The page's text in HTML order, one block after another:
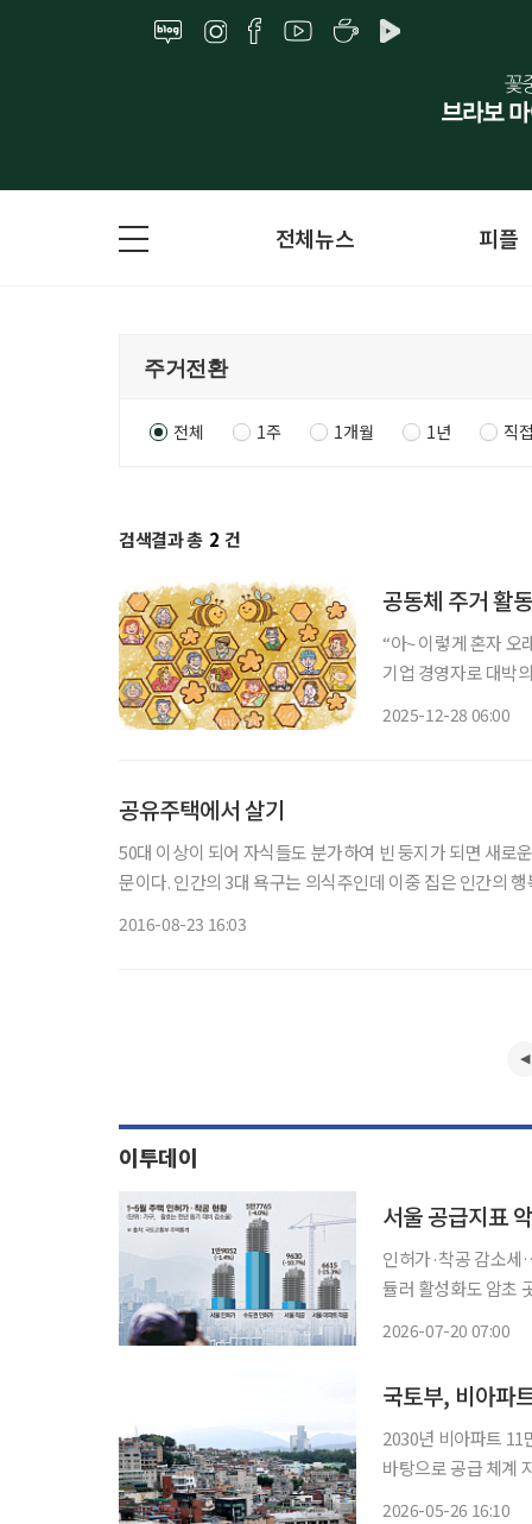
전체뉴스 피플
전체 1주 1개월 1년 직
검색결과 총 2 건
공동체 주거 활
“아~ 이렇게 혼자 오
기업 경영자로 대박
2025-12-28 06:00
공유주택에서 살기
50대 이상이 되어 자식들도 분가하여 빈 둥지가 되면 새로
문이다. 인간의 3대 욕구는 의식주인데 이중 집은 인간의
2016-08-23 16:03
이투데이
인허가·착공 감소
듈러 활성화도 암초 곳곳 서울의 주택 공급 지표가 좀처럼 살아나지 않는 가
2026-07-20 07:00
국토부, 비아파
2030년 비아파트 11
바탕으로 공급 체계 지속 발전" 정부가 수도권 비(非)아파트
2026-05-26 16:10